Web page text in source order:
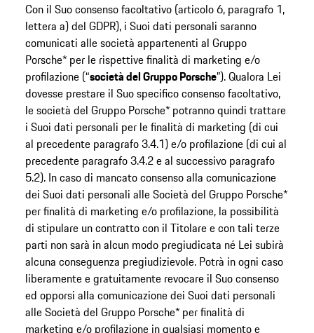
Con il Suo consenso facoltativo (articolo 6, paragrafo 1,
lettera a) del GDPR), i Suoi dati personali saranno
comunicati alle società appartenenti al Gruppo
Porsche* per le rispettive finalità di marketing e/o
profilazione (“società del Gruppo Porsche”). Qualora Lei
dovesse prestare il Suo specifico consenso facoltativo,
le società del Gruppo Porsche* potranno quindi trattare
i Suoi dati personali per le finalità di marketing (di cui
al precedente paragrafo 3.4.1) e/o profilazione (di cui al
precedente paragrafo 3.4.2 e al successivo paragrafo
5.2). In caso di mancato consenso alla comunicazione
dei Suoi dati personali alle Società del Gruppo Porsche*
per finalità di marketing e/o profilazione, la possibilità
di stipulare un contratto con il Titolare e con tali terze
parti non sarà in alcun modo pregiudicata né Lei subirà
alcuna conseguenza pregiudizievole. Potrà in ogni caso
liberamente e gratuitamente revocare il Suo consenso
ed opporsi alla comunicazione dei Suoi dati personali
alle Società del Gruppo Porsche* per finalità di
marketing e/o profilazione in qualsiasi momento e